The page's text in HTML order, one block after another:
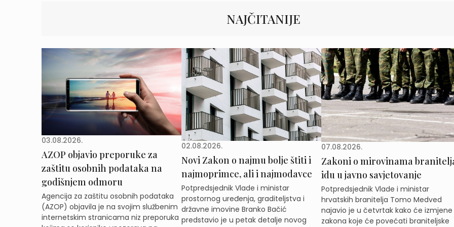
NAJČITANIJE
03.08.2026.
AZOP objavio preporuke za
zaštitu osobnih podataka na
godišnjem odmoru
Agencija za zaštitu osobnih podataka
(AZOP) objavila je na svojim službenim
internetskim stranicama niz preporuka
02.08.2026.
Novi Zakon o najmu bolje štiti i
najmoprimce, ali i najmodavce
Potpredsjednik Vlade i ministar
prostornog uređenja, graditeljstva i
državne imovine Branko Bačić
predstavio je u petak detalje novog
07.08.2026.
Zakoni o mirovinama
idu u javno savjetovanje
Potpredsjednik Vlade i ministar
hrvatskih branitelja Tomo Medved
najavio je u četvrtak kako će izmjene
zakona koje će povećati braniteljske